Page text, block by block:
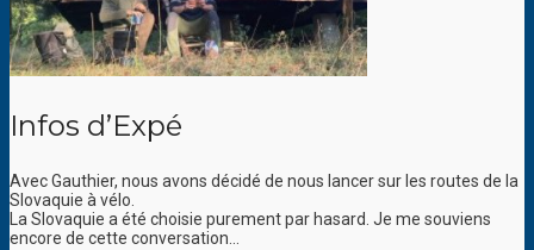
Infos d’Expé
Avec Gauthier, nous avons décidé de nous lancer sur les routes de la
Slovaquie à vélo.
La Slovaquie a été choisie purement par hasard. Je me souviens
encore de cette conversation…